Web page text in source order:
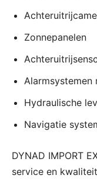
Zonnepanelen
Hydraulische
Navigatie
DYNAD IMPORT
service en